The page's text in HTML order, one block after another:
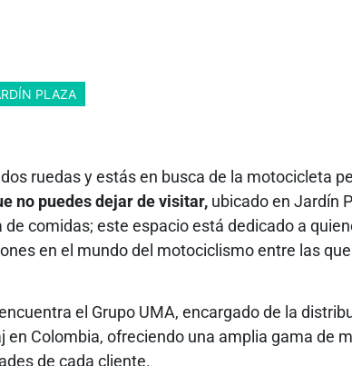
PLAZA
ruedas y estás en busca de la motocicleta
no puedes dejar de visitar, ubicado en Jardín
comidas; este espacio está dedicado a
en el mundo del motociclismo entre las
el Grupo UMA, encargado de la
en Colombia, ofreciendo una amplia gama de
de cada cliente.